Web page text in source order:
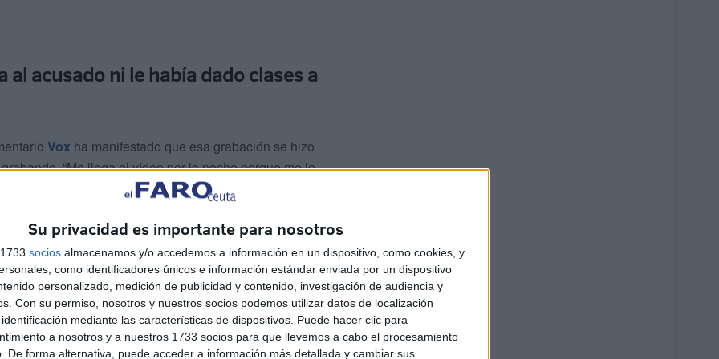
Su privacidad es importante para nosotros
socios almacenamos y/o accedemos a información en un dispositivo, como cookies, y
como identificadores únicos e información estándar enviada por un dispositivo
personalizado, medición de publicidad y contenido, investigación de audiencia y
Con su permiso, nosotros y nuestros socios podemos utilizar datos de localización
mediante las características de dispositivos. Puede hacer clic para
a nosotros y a nuestros 1733 socios para que llevemos a cabo el procesamiento
De forma alternativa, puede acceder a información más detallada y cambiar sus
acusado ni le había dado clases a
Vox ha manifestado que esa grabación se hizo
“Me llega el vídeo por la noche porque me lo
en el instituto. Incluso me llamó el
Ministerio para saber qué había ocurrido. El vídeo
ni a su hijo porque “nunca le he dado clase”.